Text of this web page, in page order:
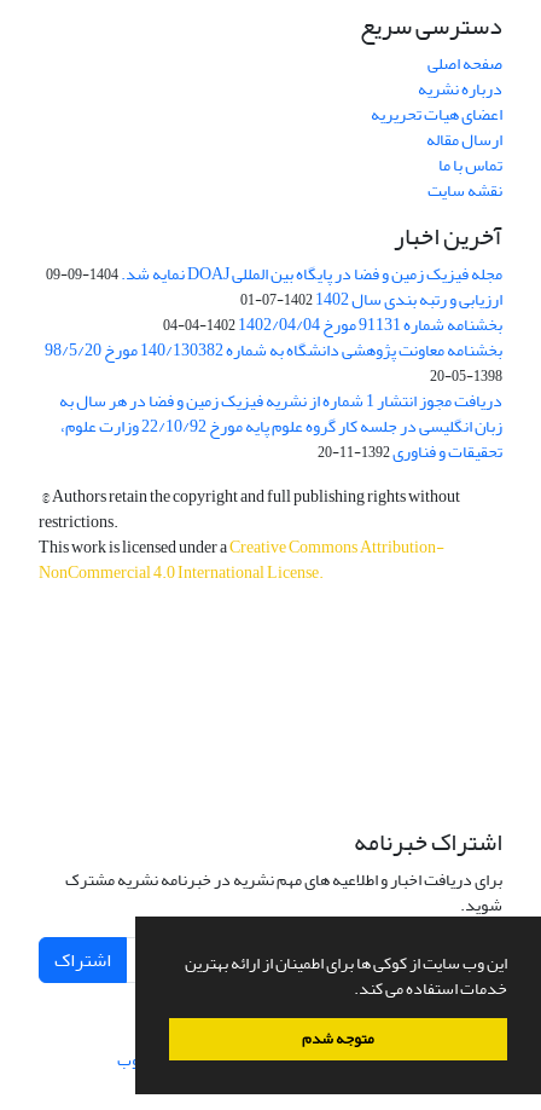
این وب سایت از کوکی ها برای اطمینان از ارائه بهترین
خدمات استفاده می کند.
متوجه شدم
دسترسی سریع
صفحه اصلی
درباره نشریه
اعضای هیات تحریریه
ارسال مقاله
تماس با ما
نقشه سایت
آخرین اخبار
مجله فیزیک زمین و فضا در پایگاه بین المللی DOAJ نمایه شد. 1404-09-09
ارزیابی و رتبه بندی سال 1402 1402-07-01
بخشنامه شماره 91131 مورخ 1402/04/04 1402-04-04
بخشنامه معاونت پژوهشی دانشگاه به شماره 140/130382 مورخ 98/5/20
1398-05-20
دریافت مجوز انتشار 1 شماره از نشریه فیزیک زمین و فضا در هر سال به
زبان انگلیسی در جلسه کار گروه علوم پایه مورخ 22/10/92 وزارت علوم،
تحقیقات و فناوری1392-11-20
© Authors retain the copyright and full publishing rights without
restrictions.
This work is licensed under aCreative Commons Attribution-
NonCommercial 4.0 International License.
اشتراک خبرنامه
برای دریافت اخبار و اطلاعیه های مهم نشریه در خبرنامه نشریه مشترک
شوید.
اشتراک
سامانه مدیریت نشریات علمی.طراحی و پیاده سازی از سیناوب